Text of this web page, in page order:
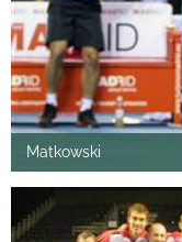
Matkowski